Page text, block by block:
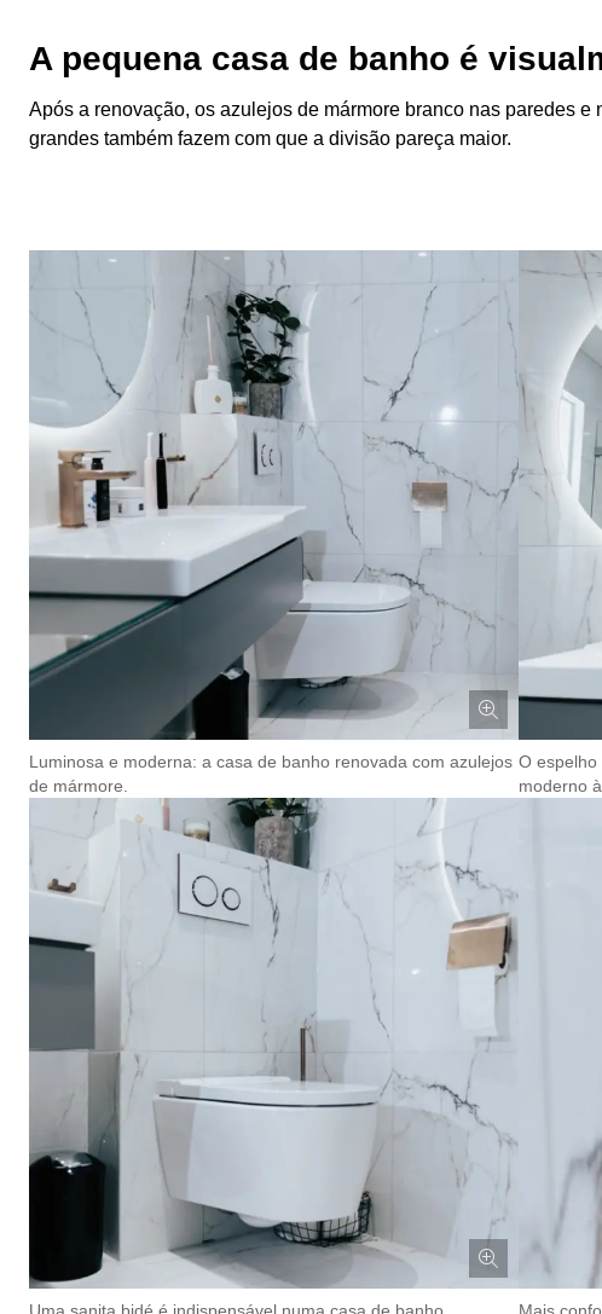
A pequena casa de banho é
Após a renovação, os azulejos de mármore branco nas paredes
grandes também fazem com que a divisão pareça maior.
Luminosa e moderna: a casa de banho renovada com azulejos
de mármore.
O
moderno
Uma sanita bidé é indispensável numa casa de banho Mais